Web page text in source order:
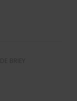
BRIEY